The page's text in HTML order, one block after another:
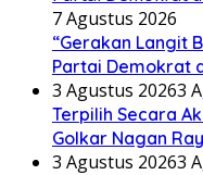
7 Agustus 2026
“Gerakan Langit
Partai Demokrat
3 Agustus 20263
Terpilih Secara
Golkar Nagan
3 Agustus 20263